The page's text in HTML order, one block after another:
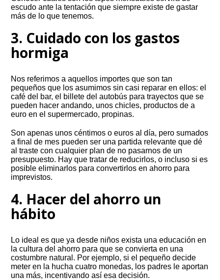
escudo ante la tentación que siempre existe de gastar
más de lo que tenemos.
3. Cuidado con los gastos
hormiga
Nos referimos a aquellos importes que son tan
pequeños que los asumimos sin casi reparar en ellos: el
café del bar, el billete del autobús para trayectos que se
pueden hacer andando, unos chicles, productos de a
euro en el supermercado, propinas.
Son apenas unos céntimos o euros al día, pero sumados
a final de mes pueden ser una partida relevante que dé
al traste con cualquier plan de no pasarnos de un
presupuesto. Hay que tratar de reducirlos, o incluso si es
posible eliminarlos para convertirlos en ahorro para
imprevistos.
4. Hacer del ahorro un
hábito
Lo ideal es que ya desde niños exista una educación en
la cultura del ahorro para que se convierta en una
costumbre natural. Por ejemplo, si el pequeño decide
meter en la hucha cuatro monedas, los padres le aportan
una más, incentivando así esa decisión.